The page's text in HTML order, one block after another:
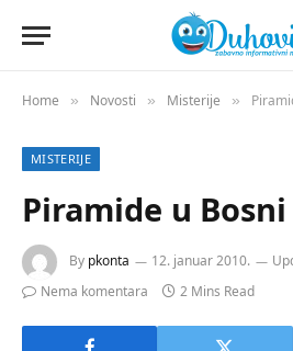
Home » Novosti » Misterije »
MISTERIJE
Piramide u Bosni
By pkonta 12. januar 2010.
Nema komentara
2 Mins Read